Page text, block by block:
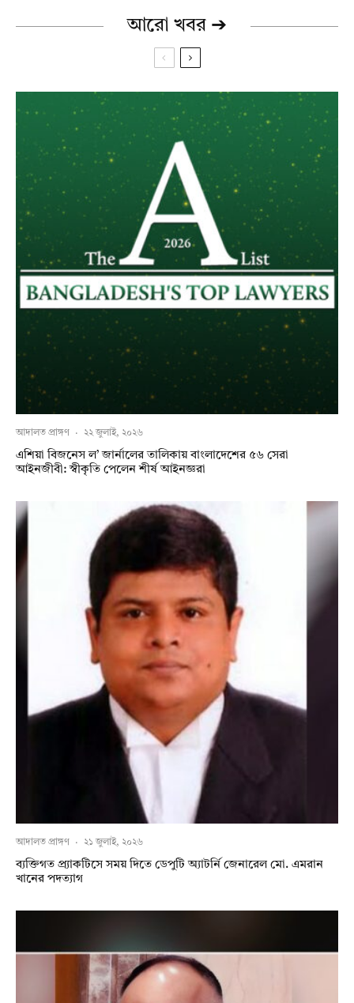
আরো খবর ➔
আদালত প্রাঙ্গণ · ২২ জুলাই, ২০২৬
এশিয়া বিজনেস ল’ জার্নালের তালিকায় বাংলাদেশের ৫৬ সেরা
আইনজীবী: স্বীকৃতি পেলেন শীর্ষ আইনজ্ঞরা
আদালত প্রাঙ্গণ · ২১ জুলাই, ২০২৬
ব্যক্তিগত প্র্যাকটিসে সময় দিতে ডেপুটি অ্যাটর্নি জেনারেল মো. এমরান
খানের পদত্যাগ